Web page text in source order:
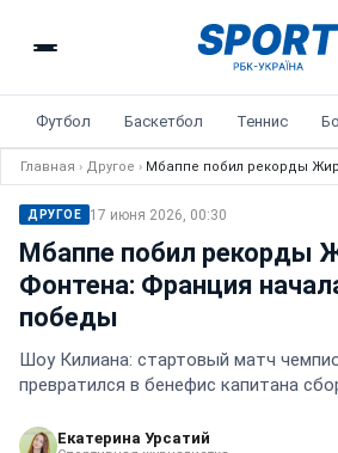
Футбол Баскетбол Теннис
Главная › Другое › Мбаппе побил рекорды
ДРУГОЕ 17 июня 2026, 00:30
Мбаппе побил рекорды
Фонтена: Франция
победы
Шоу Килиана: стартовый матч
превратился в бенефис капитана
Екатерина Урсатий